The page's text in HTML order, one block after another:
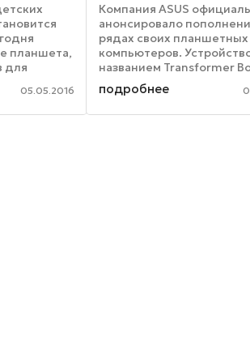
планшета,
для
для
рынок
05.05.2016
Компания ASUS
анонсировало
рядах своих планшетных
компьютеров.
названием Transformer
T302 обладает дисплеем
дюйма, также оно может
похвастаться
подробнее